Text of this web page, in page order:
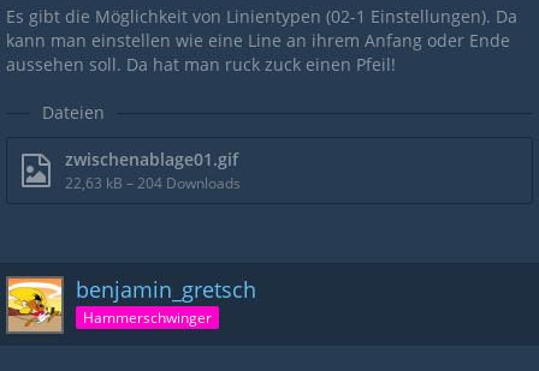
Es gibt die Möglichkeit von Linientypen (02-1 Einstellungen). Da
kann man einstellen wie eine Line an ihrem Anfang oder Ende
aussehen soll. Da hat man ruck zuck einen Pfeil!
Dateien
zwischenablage01.gif
22,63 kB – 204 Downloads
benjamin_gretsch
Hammerschwinger